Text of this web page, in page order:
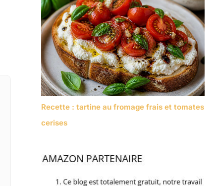
Recette : tartine au fromage frais et tomates
cerises